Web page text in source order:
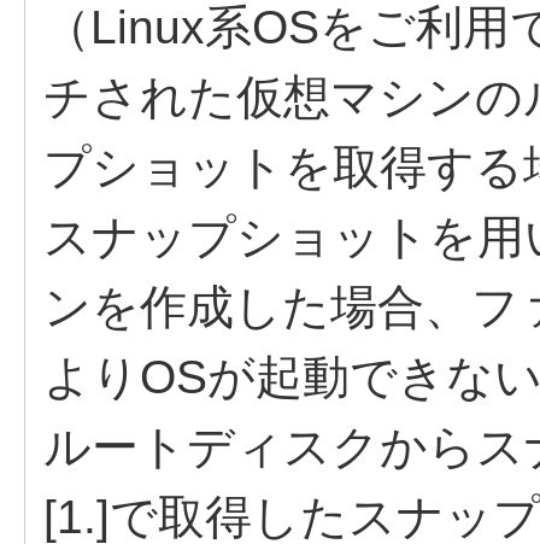
（Linux系OSをご利
チされた仮想マシン
プショットを取得する
スナップショットを
ンを作成した場合、
よりOSが起動できな
ルートディスクから
[1.]で取得したスナッ